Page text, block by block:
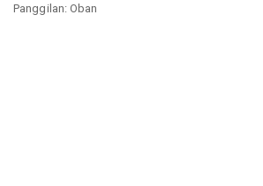
Panggilan: Oban